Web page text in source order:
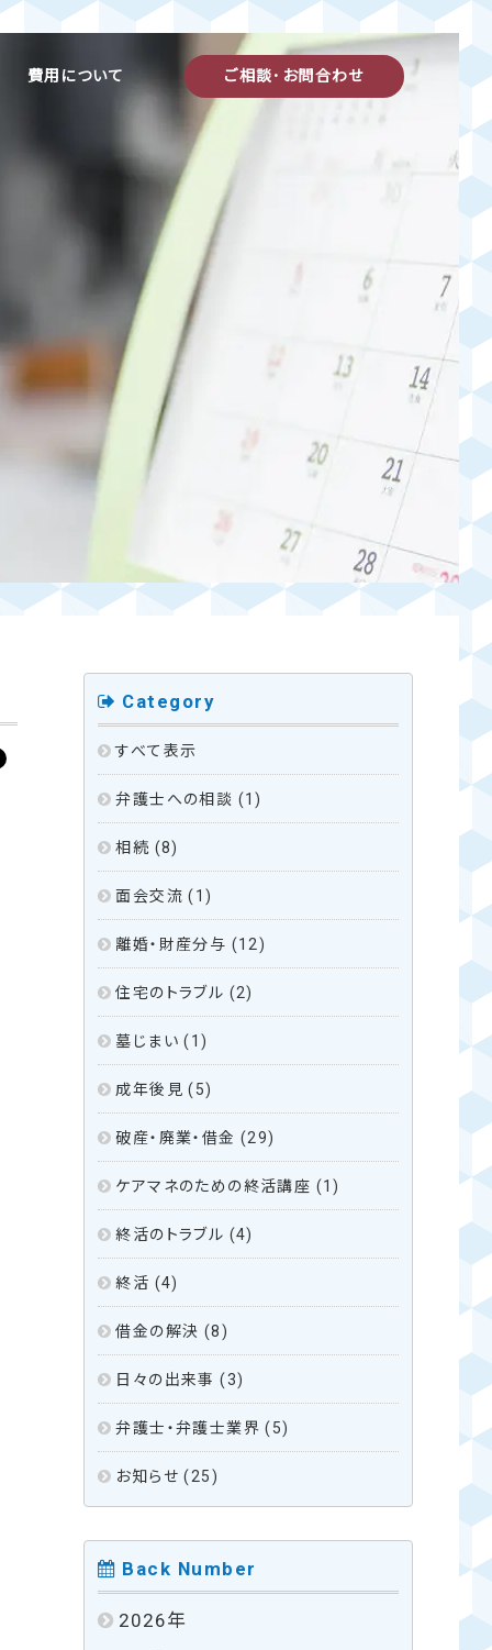
費用について ご相談･お問合わせ
Category
すべて表示
弁護士への相談 (1)
相続 (8)
面会交流 (1)
離婚・財産分与 (12)
住宅のトラブル (2)
墓じまい (1)
成年後見 (5)
破産・廃業・借金 (29)
ケアマネのための終活講座 (1)
終活のトラブル (4)
終活 (4)
借金の解決 (8)
日々の出来事 (3)
弁護士・弁護士業界 (5)
お知らせ (25)
Back Number
2026年